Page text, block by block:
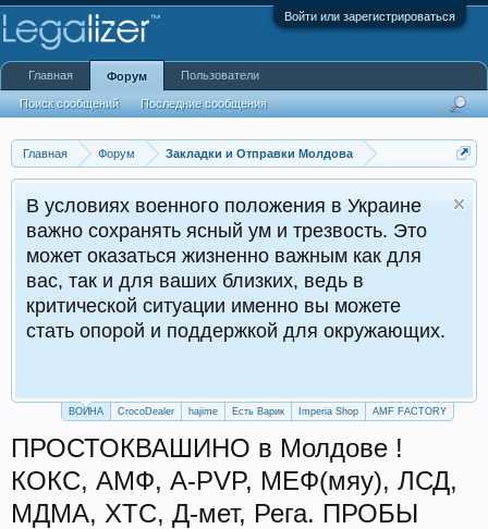
Войти или зарегистрироваться
Главная Форум Закладки и Отправки Молдова
В условиях военного положения в Украине
важно сохранять ясный ум и трезвость. Это
может оказаться жизненно важным как для
вас, так и для ваших близких, ведь в
критической ситуации именно вы можете
стать опорой и поддержкой для окружающих.
ВОЙНА CrocoDealer hajime Есть Варик Imperia Shop AMF FACTORY
ПРОСТОКВАШИНО в Молдове !
КОКС, АМФ, A-PVP, МЕФ(мяу), ЛСД,
МДМА, XTC, Д-мет, Рега. ПРОБЫ
Главная Форум
Поиск сообщений Последние сообщения
Пользователи